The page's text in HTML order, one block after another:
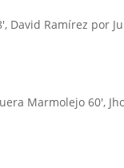
David Ramírez por
Marmolejo 60′,